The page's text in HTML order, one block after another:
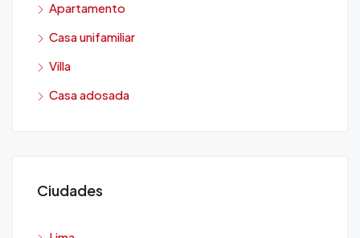
Apartamento
Casa unifamiliar
Villa
Casa adosada
Ciudades